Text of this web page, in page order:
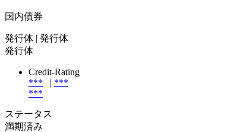
国内債券
発行体 | 発行体
発行体
Credit-Rating
***
| ***
***
ステータス
満期済み